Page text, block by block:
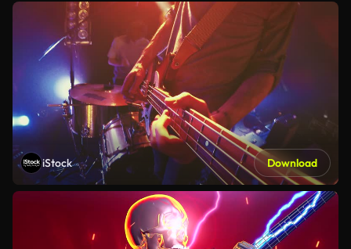
iStock Download